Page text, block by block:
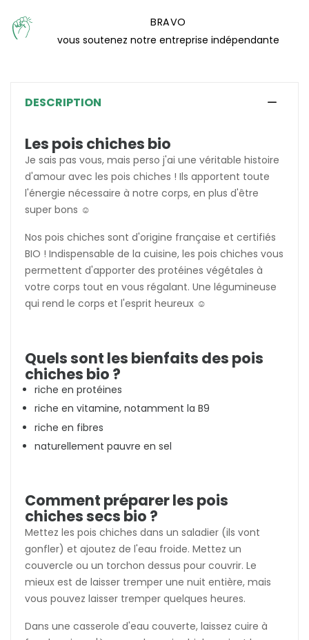
BRAVO
vous soutenez notre entreprise indépendante
DESCRIPTION
Les pois chiches bio
Je sais pas vous, mais perso j'ai une véritable histoire
d'amour avec les pois chiches ! Ils apportent toute
l'énergie nécessaire à notre corps, en plus d'être
super bons ☺️
Nos pois chiches sont d'origine française et certifiés
BIO ! Indispensable de la cuisine, les pois chiches vous
permettent d'apporter des protéines végétales à
votre corps tout en vous régalant. Une légumineuse
qui rend le corps et l'esprit heureux ☺️
Quels sont les bienfaits des pois
chiches bio ?
riche en protéines
riche en vitamine, notamment la B9
riche en fibres
naturellement pauvre en sel
Comment préparer les pois
chiches secs bio ?
Mettez les pois chiches dans un saladier (ils vont
gonfler) et ajoutez de l'eau froide. Mettez un
couvercle ou un torchon dessus pour couvrir. Le
mieux est de laisser tremper une nuit entière, mais
vous pouvez laisser tremper quelques heures.
Dans une casserole d'eau couverte, laissez cuire à